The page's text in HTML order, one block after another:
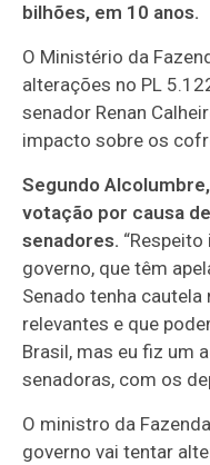
bilhões, em 10 anos.
O Ministério da
alterações no PL
senador Renan
impacto sobre os
Segundo
votação por causa
senadores.
governo, que têm
Senado tenha
relevantes e que
Brasil, mas eu fiz um
senadoras, com os
O ministro da
governo vai tentar